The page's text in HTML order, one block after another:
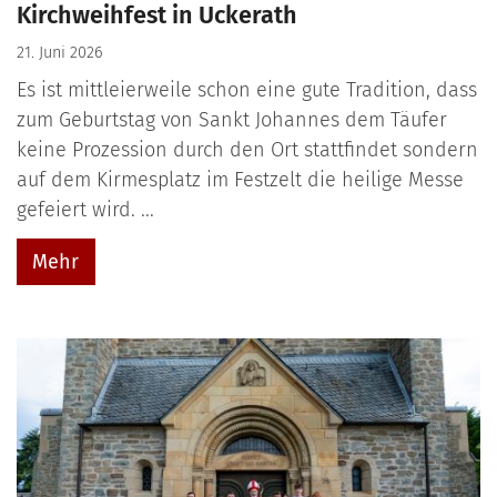
Kirchweihfest in Uckerath
21. Juni 2026
Es ist mittleierweile schon eine gute Tradition, dass
zum Geburtstag von Sankt Johannes dem Täufer
keine Prozession durch den Ort stattfindet sondern
auf dem Kirmesplatz im Festzelt die heilige Messe
gefeiert wird. ...
Mehr